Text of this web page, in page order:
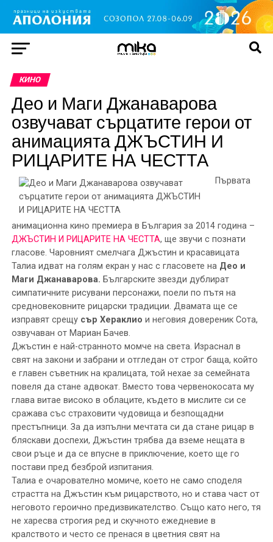
КИНО
Део и Маги Джанаварова
озвучават сърцатите герои от
анимацията ДЖЪСТИН И
РИЦАРИТЕ НА ЧЕСТТА
Първата
анимационна кино премиера в България за 2014 година –
ДЖЪСТИН И РИЦАРИТЕ НА ЧЕСТТА, ще звучи с познати
гласове. Чаровният смелчага Джъстин и красавицата
Талиа идват на голям екран у нас с гласовете на Део и
Маги Джанаварова. Българските звезди дублират
симпатичните рисувани персонажи, поели по пътя на
средновековните рицарски традиции. Двамата ще се
изправят срещу сър Хераклио и неговия довереник Сота,
озвучаван от Мариан Бачев.
Джъстин е най-странното момче на света. Израснал в
свят на закони и забрани и отгледан от строг баща, който
е главен съветник на кралицата, той нехае за семейната
повеля да стане адвокат. Вместо това червенокосата му
глава витае високо в облаците, където в мислите си се
сражава със страховити чудовища и безпощадни
престъпници. За да изпълни мечтата си да стане рицар в
бляскави доспехи, Джъстин трябва да вземе нещата в
свои ръце и да се впусне в приключение, което ще го
постави пред безброй изпитания.
Талиа е очарователно момиче, което не само споделя
страстта на Джъстин към рицарството, но и става част от
неговото героично предизвикателство. Също като него, тя
не харесва строгия ред и скучното ежедневие в
кралството и често се пренася в цветния свят на